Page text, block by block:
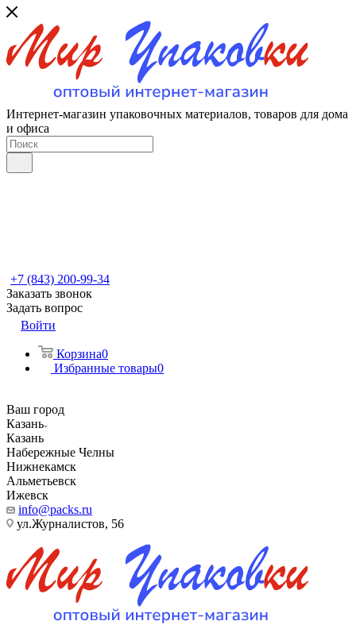
Интернет-магазин упаковочных материалов, товаров для дома
и офиса
+7 (843) 200-99-34
Заказать звонок
Задать вопрос
Войти
Корзина0
Избранные товары0
Ваш город
Казань
Казань
Набережные Челны
Нижнекамск
Альметьевск
Ижевск
info@packs.ru
ул.Журналистов, 56